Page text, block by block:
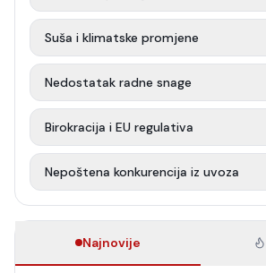
Suša i klimatske promjene
Nedostatak radne snage
Birokracija i EU regulativa
Nepoštena konkurencija iz uvoza
Najnovije